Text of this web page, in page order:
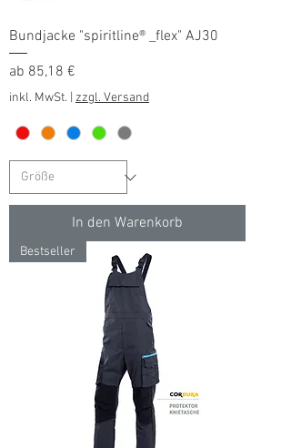
Bundjacke "spiritline® _flex" AJ30
ab 85,18 €
Sale-Preis
inkl. MwSt. zzgl. Versand
In den Warenkorb
Bestseller